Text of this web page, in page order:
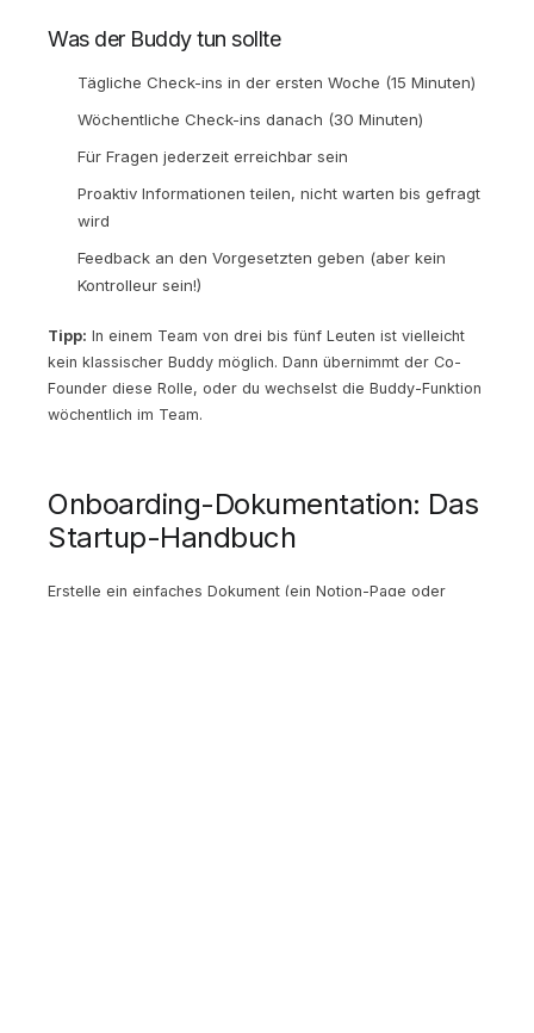
Was der Buddy tun sollte
Tägliche Check-ins in der ersten Woche (15 Minuten)
Wöchentliche Check-ins danach (30 Minuten)
Für Fragen jederzeit erreichbar sein
Proaktiv Informationen teilen, nicht warten bis gefragt
wird
Feedback an den Vorgesetzten geben (aber kein
Kontrolleur sein!)
Tipp: In einem Team von drei bis fünf Leuten ist vielleicht
kein klassischer Buddy möglich. Dann übernimmt der Co-
Founder diese Rolle, oder du wechselst die Buddy-Funktion
wöchentlich im Team.
Onboarding-Dokumentation: Das
Startup-Handbuch
Erstelle ein einfaches Dokument (ein Notion-Page oder